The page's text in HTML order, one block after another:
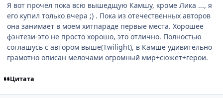
Я вот прочел пока всю вышедщую Камшу, кроме Лика ..., я
его купил только вчера ;) . Пока из отечественных авторов
она занимает в моем хитпараде первые места. Хорошее
фэнтези-это не просто хорошо, это отлично. Полностью
соглашусь с автором выше(Twilight), в Камше удивительно
грамотно описан мелочами огромный мир+сюжет+герои.
Цитата